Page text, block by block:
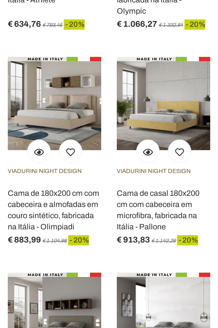
€ 634,76 € 793,45 - 20%
Olympic
€ 1.066,27 € 1.332,84 - 20%
VIADURINI NIGHT DESIGN
Cama de 180x200 cm com
cabeceira e almofadas em
couro sintético, fabricada
na Itália - Olimpiadi
€ 883,99 € 1.104,98 - 20%
VIADURINI NIGHT DESIGN
Cama de casal 180x200
cm com cabeceira em
microfibra, fabricada na
Itália - Pallone
€ 913,83 € 1.142,29 - 20%